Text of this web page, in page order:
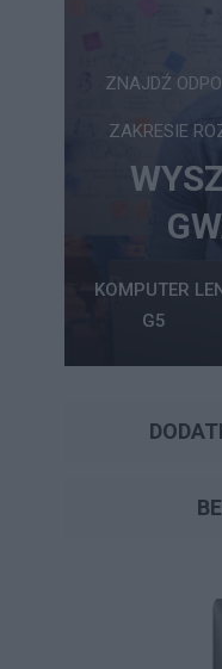
ZNAJDŹ
ZAKRESIE
KOMPUTER
G5